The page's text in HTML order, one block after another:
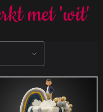
met 'wit'